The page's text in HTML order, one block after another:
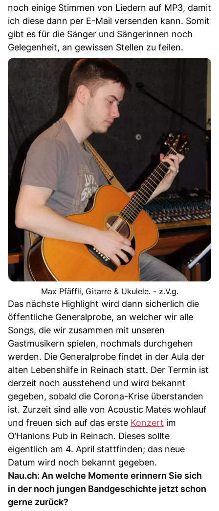
noch einige Stimmen von Liedern auf MP3, damit
ich diese dann per E-Mail versenden kann. Somit
gibt es für die Sänger und Sängerinnen noch
Gelegenheit, an gewissen Stellen zu feilen.
Max Pfäffli, Gitarre & Ukulele. - z.V.g.
Das nächste Highlight wird dann sicherlich die
öffentliche Generalprobe, an welcher wir alle
Songs, die wir zusammen mit unseren
Gastmusikern spielen, nochmals durchgehen
werden. Die Generalprobe findet in der Aula der
alten Lebenshilfe in Reinach statt. Der Termin ist
derzeit noch ausstehend und wird bekannt
gegeben, sobald die Corona-Krise überstanden
ist. Zurzeit sind alle von Acoustic Mates wohlauf
und freuen sich auf das erste Konzert im
O’Hanlons Pub in Reinach. Dieses sollte
eigentlich am 4. April stattfinden; das neue
Datum wird noch bekannt gegeben.
Nau.ch: An welche Momente erinnern Sie sich
in der noch jungen Bandgeschichte jetzt schon
gerne zurück?